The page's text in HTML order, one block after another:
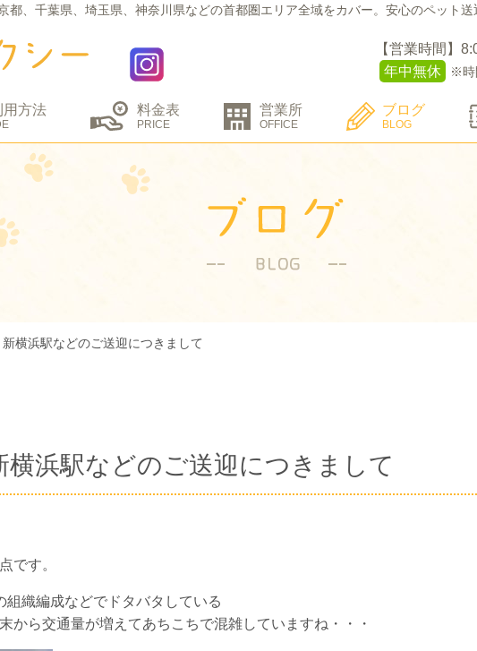
都、千葉県、埼玉県、神奈川県などの首都圏エリア全域をカバー。 安心のペット送
【営業時間】
年中無休
※時
用方法 料金表
PRICE
営業所
OFFICE
ブログ
BLOG
横浜駅などのご送迎につきまして
横浜駅などのご送迎につきまして
です。
織編成などでドタバタしている
から交通量が増えてあちこちで混雑していますね・・・